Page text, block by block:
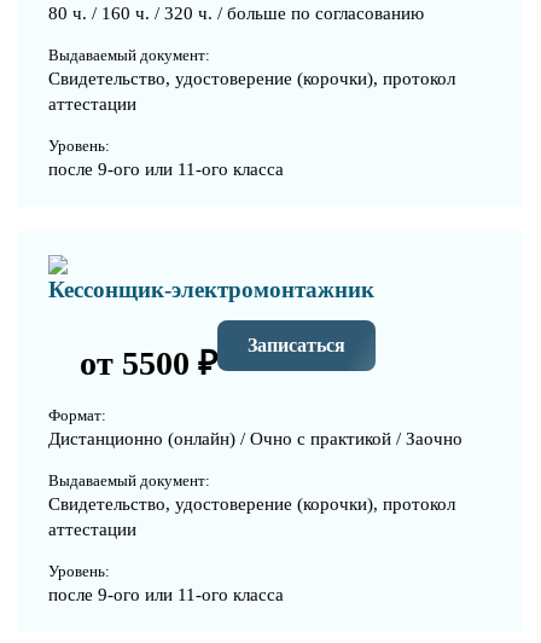
80 ч. / 160 ч. / 320 ч. / больше по согласованию
Выдаваемый документ:
Свидетельство, удостоверение (корочки), протокол
аттестации
Уровень:
после 9-ого или 11-ого класса
Кессонщик-электромонтажник
от 5500 ₽ Записаться
Формат:
Дистанционно (онлайн) / Очно с практикой / Заочно
Выдаваемый документ:
Свидетельство, удостоверение (корочки), протокол
аттестации
Уровень:
после 9-ого или 11-ого класса